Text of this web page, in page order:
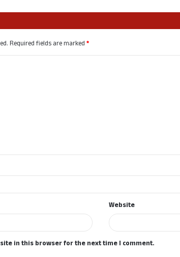
Required fields are marked*
Website
in this browser for the next time I comment.